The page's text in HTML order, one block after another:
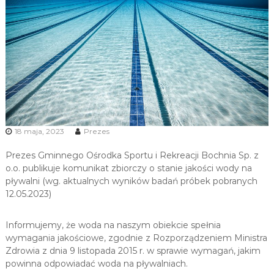
u
i
R
e
k
r
e
a
c
i
18 maja, 2023 Prezes
Prezes Gminnego Ośrodka Sportu i Rekreacji Bochnia Sp. z
o.o. publikuje komunikat zbiorczy o stanie jakości wody na
pływalni (wg. aktualnych wyników badań próbek pobranych
12.05.2023)
Informujemy, że woda na naszym obiekcie spełnia
wymagania jakościowe, zgodnie z Rozporządzeniem Ministra
Zdrowia z dnia 9 listopada 2015 r. w sprawie wymagań, jakim
powinna odpowiadać woda na pływalniach.